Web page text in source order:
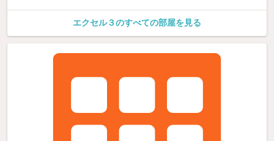
エクセル３のすべての部屋を見る